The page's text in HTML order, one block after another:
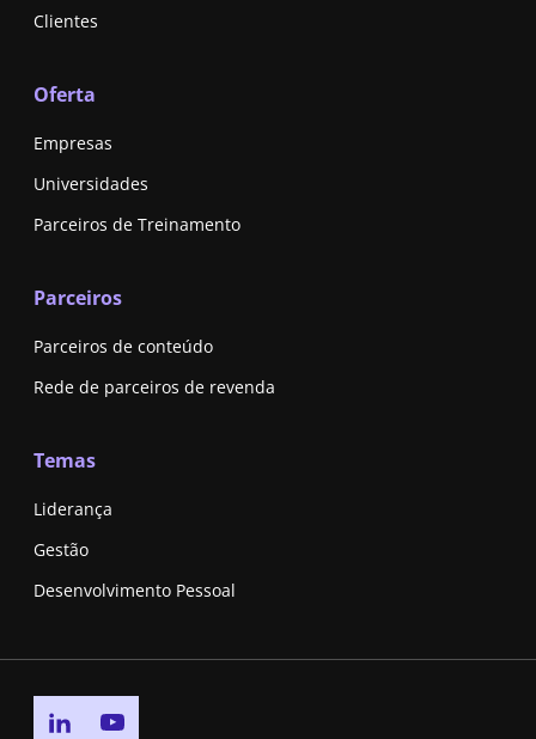
Clientes
Oferta
Empresas
Universidades
Parceiros de Treinamento
Parceiros
Parceiros de conteúdo
Rede de parceiros de revenda
Temas
Liderança
Gestão
Desenvolvimento Pessoal